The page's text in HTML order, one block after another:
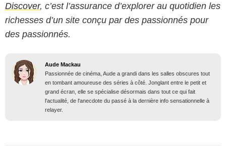
Discover, c’est l’assurance d’explorer au quotidien les
richesses d’un site conçu par des passionnés pour
des passionnés.
Aude Mackau
Passionnée de cinéma, Aude a grandi dans les salles obscures tout
en tombant amoureuse des séries à côté. Jonglant entre le petit et
grand écran, elle se spécialise désormais dans tout ce qui fait
l'actualité, de l'anecdote du passé à la dernière info sensationnelle à
relayer.